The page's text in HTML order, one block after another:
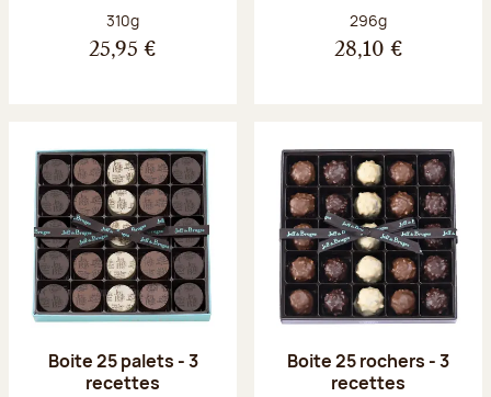
Poids net :
310g
25,95 €
Poids net :
296g
28,10 €
Boite 25 palets - 3
recettes
Boite 25 rochers - 3
recettes